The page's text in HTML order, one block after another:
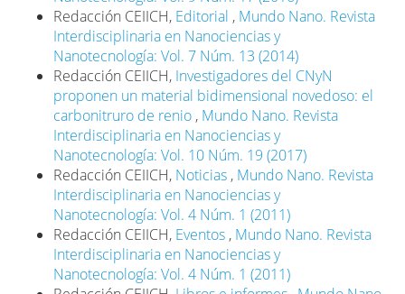
Redacción CEIICH, Editorial , Mundo Nano. Revista
Interdisciplinaria en Nanociencias y
Nanotecnología: Vol. 7 Núm. 13 (2014)
Redacción CEIICH, Investigadores del CNyN
proponen un material bidimensional novedoso: el
carbonitruro de renio , Mundo Nano. Revista
Interdisciplinaria en Nanociencias y
Nanotecnología: Vol. 10 Núm. 19 (2017)
Redacción CEIICH, Noticias , Mundo Nano. Revista
Interdisciplinaria en Nanociencias y
Nanotecnología: Vol. 4 Núm. 1 (2011)
Redacción CEIICH, Eventos , Mundo Nano. Revista
Interdisciplinaria en Nanociencias y
Nanotecnología: Vol. 4 Núm. 1 (2011)